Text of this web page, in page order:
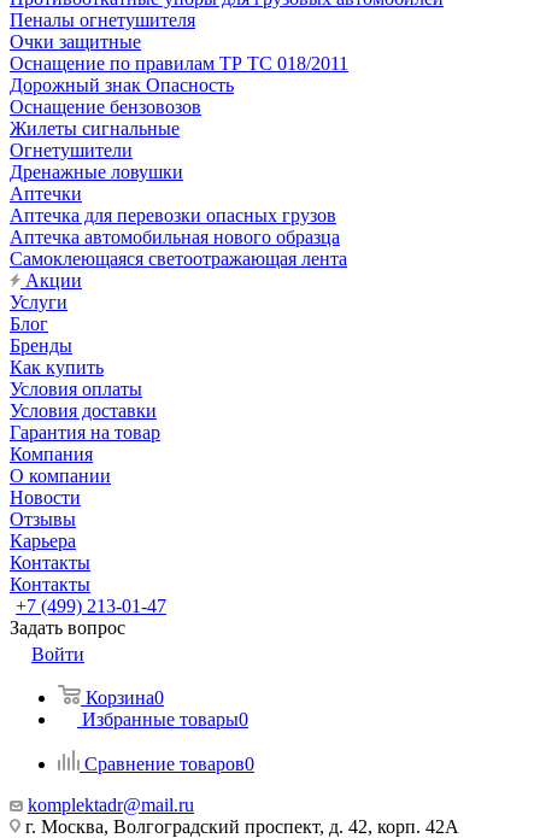
Пеналы огнетушителя
Очки защитные
Оснащение по правилам ТР ТС 018/2011
Дорожный знак Опасность
Оснащение бензовозов
Жилеты сигнальные
Огнетушители
Дренажные ловушки
Аптечки
Аптечка для перевозки опасных грузов
Аптечка автомобильная нового образца
Самоклеющаяся светоотражающая лента
Акции
Услуги
Блог
Бренды
Как купить
Условия оплаты
Условия доставки
Гарантия на товар
Компания
О компании
Новости
Отзывы
Карьера
Контакты
Контакты
+7 (499) 213-01-47
Задать вопрос
Войти
Корзина0
Избранные товары0
Сравнение товаров0
komplektadr@mail.ru
г. Москва, Волгоградский проспект, д. 42, корп. 42А